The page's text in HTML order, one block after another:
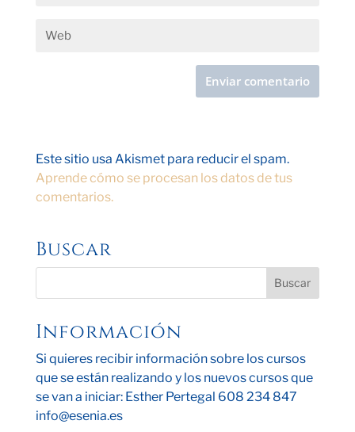
Este sitio usa Akismet para reducir el spam.
Aprende cómo se procesan los datos de tus
comentarios.
Buscar
Información
Si quieres recibir información sobre los cursos
que se están realizando y los nuevos cursos que
se van a iniciar: Esther Pertegal 608 234 847
info@esenia.es